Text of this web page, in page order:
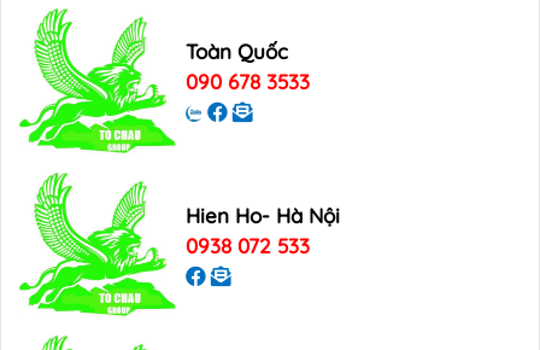
Toàn Quốc
090 678 3533
Hien Ho- Hà Nội
0938 072 533